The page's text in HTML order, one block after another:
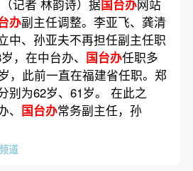
记者 林韵诗）据国台办网站
办副主任调整。李亚飞、龚清
中、孙亚夫不再担任副主任职
，在中台办、 国台办任职多
，此前一直在福建省任职。郑
别为62岁、61岁。 在此之
国台办常务副主任，孙
道